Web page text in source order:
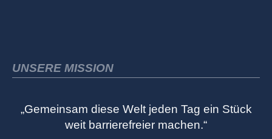
UNSERE MISSION
„Gemeinsam diese Welt jeden Tag ein Stück
weit barrierefreier machen.“